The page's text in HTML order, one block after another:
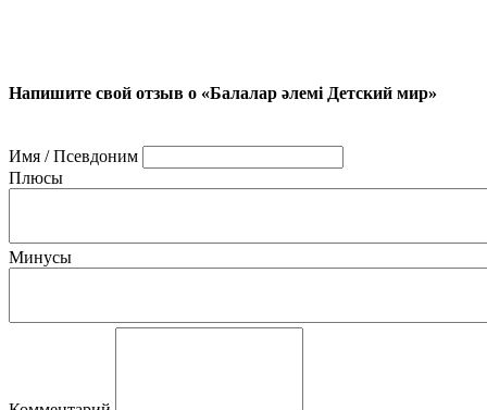
Напишите свой отзыв о «Балалар әлемі Детский мир»
Имя / Псевдоним
Плюсы
Минусы